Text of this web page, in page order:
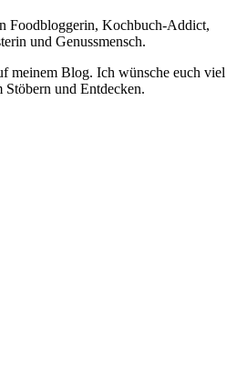
Foodbloggerin, Kochbuch-Addict,
und Genussmensch.
meinem Blog. Ich wünsche euch viel
Stöbern und Entdecken.